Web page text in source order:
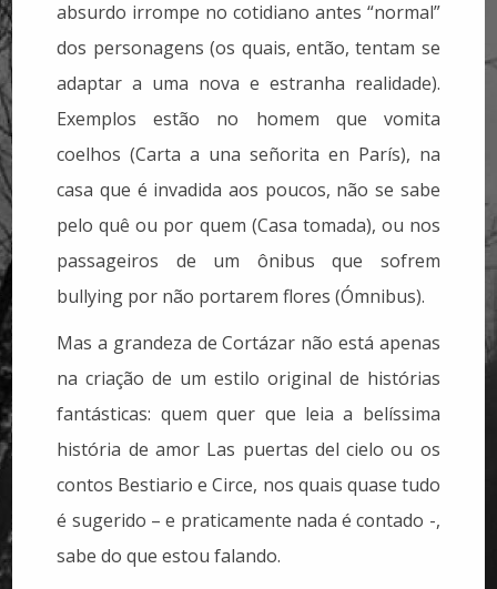
absurdo irrompe no cotidiano antes “normal”
dos personagens (os quais, então, tentam se
adaptar a uma nova e estranha realidade).
Exemplos estão no homem que vomita
coelhos (Carta a una señorita en París), na
casa que é invadida aos poucos, não se sabe
pelo quê ou por quem (Casa tomada), ou nos
passageiros de um ônibus que sofrem
bullying por não portarem flores (Ómnibus).
Mas a grandeza de Cortázar não está apenas
na criação de um estilo original de histórias
fantásticas: quem quer que leia a belíssima
história de amor Las puertas del cielo ou os
contos Bestiario e Circe, nos quais quase tudo
é sugerido – e praticamente nada é contado -,
sabe do que estou falando.